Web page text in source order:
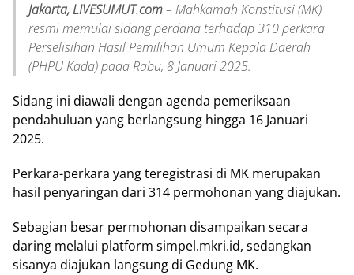
Jakarta, LIVESUMUT.com– Mahkamah Konstitusi (MK)
resmi memulai sidang perdana terhadap 310 perkara
Perselisihan Hasil Pemilihan Umum Kepala Daerah
(PHPU Kada) pada Rabu, 8 Januari 2025.
Sidang ini diawali dengan agenda pemeriksaan
pendahuluan yang berlangsung hingga 16 Januari
2025.
Perkara-perkara yang teregistrasi di MK merupakan
hasil penyaringan dari 314 permohonan yang diajukan.
Sebagian besar permohonan disampaikan secara
daring melalui platform simpel.mkri.id, sedangkan
sisanya diajukan langsung di Gedung MK.